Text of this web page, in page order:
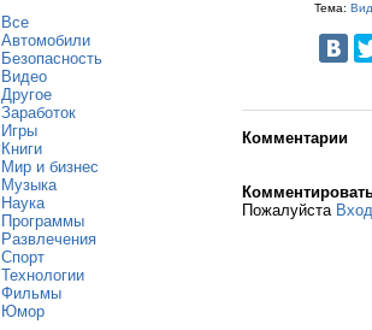
Все
Автомобили
Безопасность
Видео
Другое
Заработок
Игры
Книги
Мир и бизнес
Музыка
Наука
Программы
Развлечения
Спорт
Технологии
Фильмы
Юмор
Тема:
Комментарии
Пожалуйста Вход